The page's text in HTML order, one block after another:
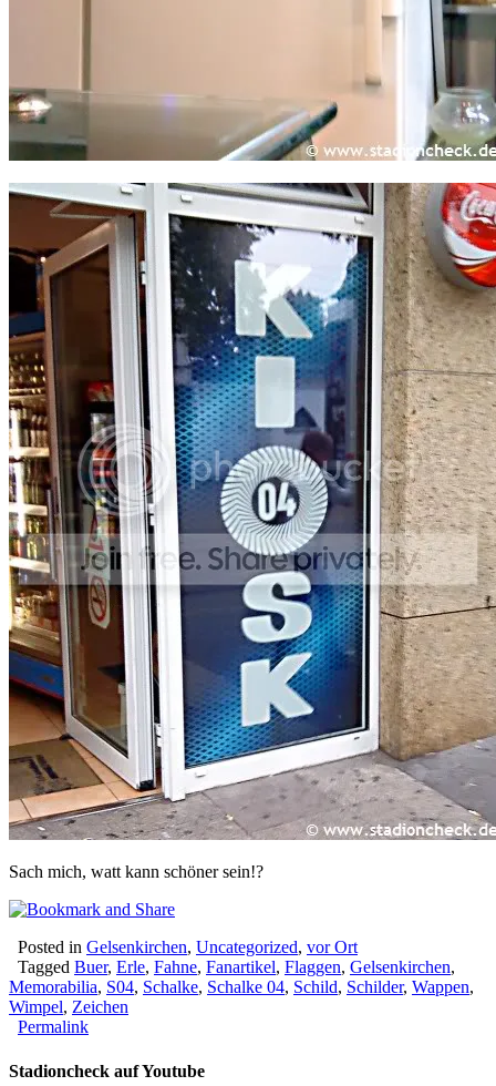
Sach mich, watt kann schöner sein!?
Posted in Gelsenkirchen, Uncategorized, vor Ort
Tagged Buer, Erle, Fahne, Fanartikel, Flaggen, Gelsenkirchen,
Memorabilia, S04, Schalke, Schalke 04, Schild, Schilder, Wappen,
Wimpel, Zeichen
Permalink
Stadioncheck auf Youtube